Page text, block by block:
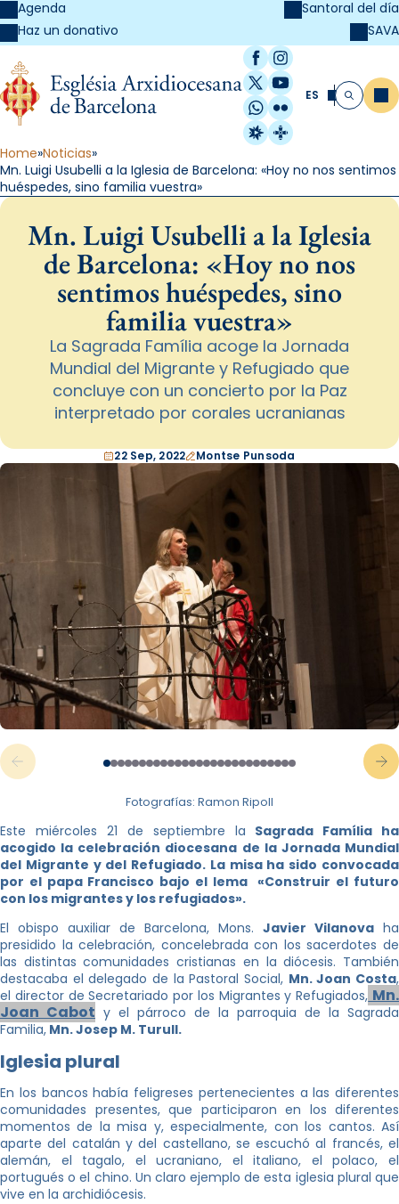
Agenda
Haz un donativo
Santoral del día
SAVA
Facebook
Instagram
X / Twitter
YouTube
WhatsApp
Flickr
Radio Estel
Catalunya
ES Buscar
Home Noticias
Mn. Luigi Usubelli a la Iglesia de Barcelona: «Hoy no nos sentimos
huéspedes, sino familia vuestra»
Mn. Luigi Usubelli a la Iglesia
de Barcelona: «Hoy no nos
sentimos huéspedes, sino
familia vuestra»
La Sagrada Família acoge la Jornada
Mundial del Migrante y Refugiado que
concluye con un concierto por la Paz
interpretado por corales ucranianas
22 Sep, 2022 Montse Punsoda
Fotografías: Ramon Ripoll
Este miércoles 21 de septiembre la Sagrada Família ha
acogido la celebración diocesana de la Jornada Mundial
del Migrante y del Refugiado. La misa ha sido convocada
por el papa Francisco bajo el lema «Construir el futuro
con los migrantes y los refugiados».
El obispo auxiliar de Barcelona, ​​Mons. Javier Vilanova ha
presidido la celebración, concelebrada con los sacerdotes de
las distintas comunidades cristianas en la diócesis. También
destacaba el delegado de la Pastoral Social, Mn. Joan Costa,
el director de Secretariado por los Migrantes y Refugiados, Mn.
Joan Cabot y el párroco de la parroquia de la Sagrada
Familia, Mn. Josep M. Turull.
Iglesia plural
En los bancos había feligreses pertenecientes a las diferentes
comunidades presentes, que participaron en los diferentes
momentos de la misa y, especialmente, con los cantos. Así
aparte del catalán y del castellano, se escuchó al francés, el
alemán, el tagalo, el ucraniano, el italiano, el polaco, el
portugués o el chino. Un claro ejemplo de esta iglesia plural que
vive en la archidiócesis.